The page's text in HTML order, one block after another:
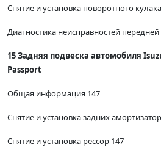
Снятие и установка поворотного
Диагностика неисправностей
15 Задняя подвеска автомобиля
Passport
Общая информация 147
Снятие и установка задних
Снятие и установка рессор 147